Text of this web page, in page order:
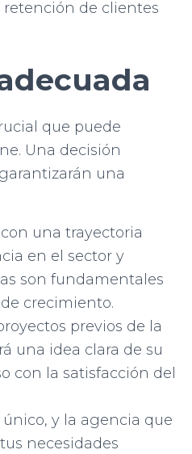
retención de clientes
que puede
Una decisión
una
una trayectoria
en el sector y
son fundamentales
crecimiento.
previos de la
una idea clara de su
con la satisfacción del
y la agencia que
necesidades